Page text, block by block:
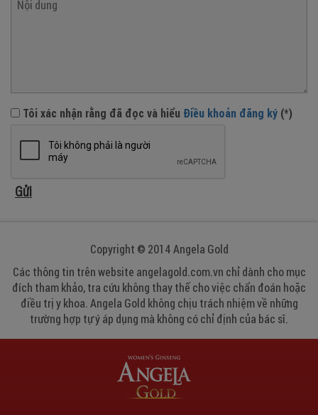
Tôi xác nhận rằng đã đọc và hiểu Điều khoản đăng ký (*)
Copyright © 2014 Angela Gold
Các thông tin trên website angelagold.com.vn chỉ dành cho mục
đích tham khảo, tra cứu không thay thế cho việc chẩn đoán hoặc
điều trị y khoa. Angela Gold không chịu trách nhiệm về những
trường hợp tự ý áp dụng mà không có chỉ định của bác sĩ.